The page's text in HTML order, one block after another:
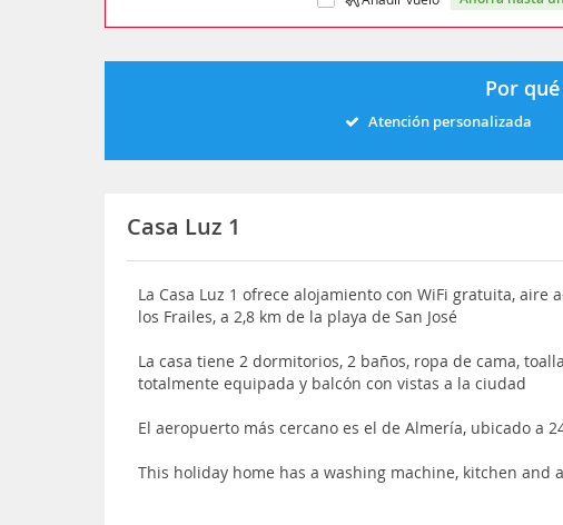
Por
Atención personalizada
Casa Luz 1
La Casa Luz 1 ofrece alojamiento con WiFi gratuita, aire
los Frailes, a 2,8 km de la playa de San José
La casa tiene 2 dormitorios, 2 baños, ropa de cama,
totalmente equipada y balcón con vistas a la ciudad
El aeropuerto más cercano es el de Almería, ubicado a
This holiday home has a washing machine, kitchen and